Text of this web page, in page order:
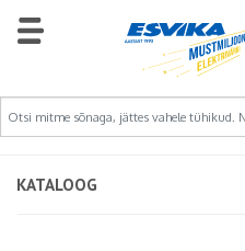
KATALOOG